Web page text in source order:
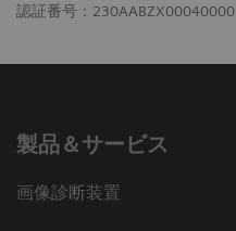
認証番号：230AABZX00040000
製品＆サービス
画像診断装置